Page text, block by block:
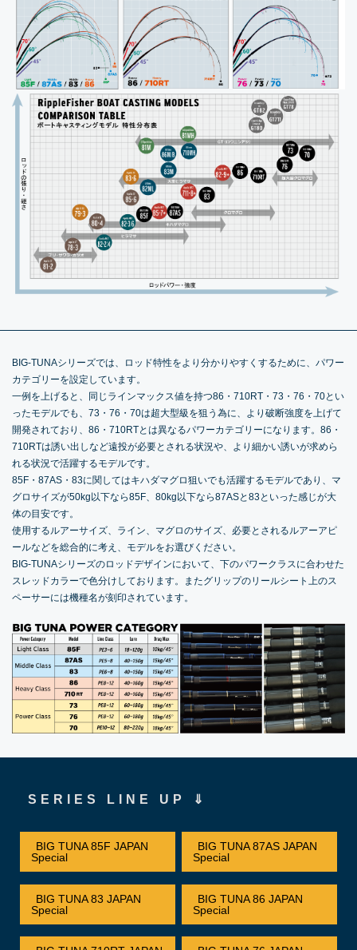
BIG-TUNAシリーズでは、ロッド特性をより分かりやすくするために、パワー
カテゴリーを設定しています。
一例を上げると、同じラインマックス値を持つ86・710RT・73・76・70とい
ったモデルでも、73・76・70は超大型級を狙う為に、より破断強度を上げて
開発されており、86・710RTとは異なるパワーカテゴリーになります。86・
710RTは誘い出しなど遠投が必要とされる状況や、より細かい誘いが求めら
れる状況で活躍するモデルです。
85F・87AS・83に関してはキハダマグロ狙いでも活躍するモデルであり、マ
グロサイズが50kg以下なら85F、80kg以下なら87ASと83といった感じが大
体の目安です。
使用するルアーサイズ、ライン、マグロのサイズ、必要とされるルアーアピ
ールなどを総合的に考え、モデルをお選びください。
BIG-TUNAシリーズのロッドデザインにおいて、下のパワークラスに合わせた
スレッドカラーで色分けしております。またグリップのリールシート上のス
ペーサーには機種名が刻印されています。
SERIES LINE UP ⇓
BIG TUNA 85F JAPAN
Special
BIG TUNA 87AS JAPAN
Special
BIG TUNA 83 JAPAN
Special
BIG TUNA 86 JAPAN
Special